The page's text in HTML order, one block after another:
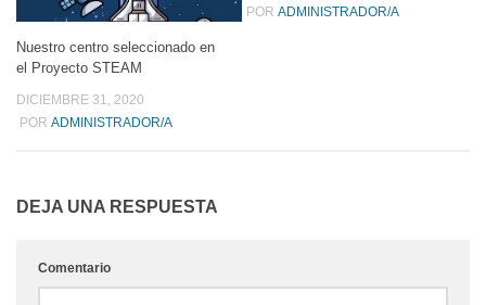
Nuestro centro seleccionado en
el Proyecto STEAM
DICIEMBRE 31, 2020
POR ADMINISTRADOR/A
POR ADMINISTRADOR/A
DEJA UNA RESPUESTA
Comentario